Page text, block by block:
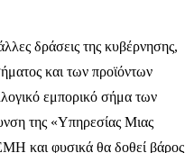
δράσεις της κυβέρνησης,
και των προϊόντων
εμπορικό σήμα των
της «Υπηρεσίας Μιας
και φυσικά θα δοθεί βάρος